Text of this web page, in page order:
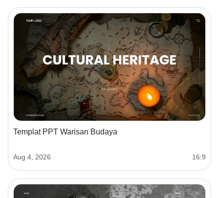
Templat PPT Warisan Budaya
Aug 4, 2026 16:9